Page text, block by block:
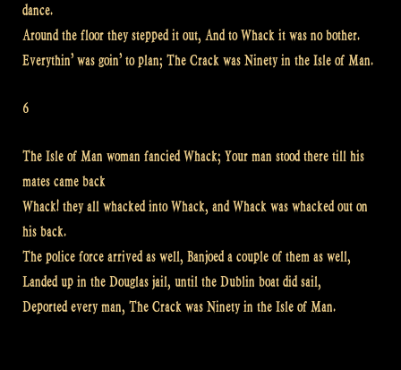
dance.
Around the floor they stepped it out, And to Whack it was no bother.
Everythin’ was goin’ to plan; The Crack was Ninety in the Isle of Man.
6
The Isle of Man woman fancied Whack; Your man stood there till his
mates came back
Whack! they all whacked into Whack, and Whack was whacked out on
his back.
The police force arrived as well, Banjoed a couple of them as well,
Landed up in the Douglas jail, until the Dublin boat did sail,
Deported every man, The Crack was Ninety in the Isle of Man.